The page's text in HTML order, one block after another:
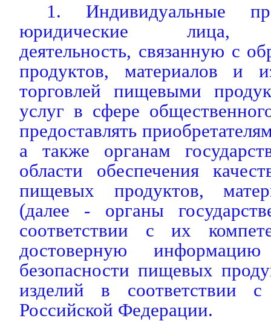
1. Индивидуальные
юридические лица,
деятельность, связанную с
продуктов, материалов и
торговлей пищевыми
услуг в сфере
предоставлять
а также органам
области обеспечения
пищевых продуктов,
(далее - органы
соответствии с их
достоверную
безопасности пищевых
изделий в соответствии с
Российской Федерации.